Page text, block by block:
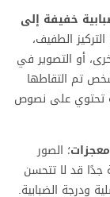
خفيفة إلى
الطفيف،
أو التصوير في
تم التقاطها
تحتوي على نصوص
؛ الصور
قد لا تتحسن
ودرجة الضبابية.